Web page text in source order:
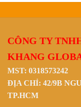
CÔNG TY
KHANG
MST: 0318573242
ĐỊA CHỈ: 42/9B
TP.HCM